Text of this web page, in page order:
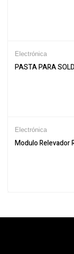
Electrónica
PASTA PARA
Electrónica
Modulo Relevador